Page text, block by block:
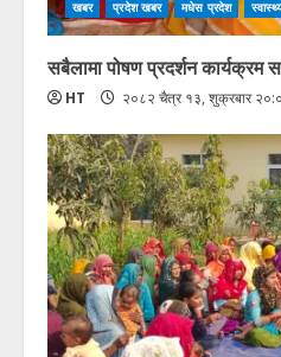
खबर प्रदेश खबर मधेस प्रदेश
सबैलामा पोषण प्रदर्शन कार्यक्रम
HT २०८२ चैत्र १३, शुक्रबार